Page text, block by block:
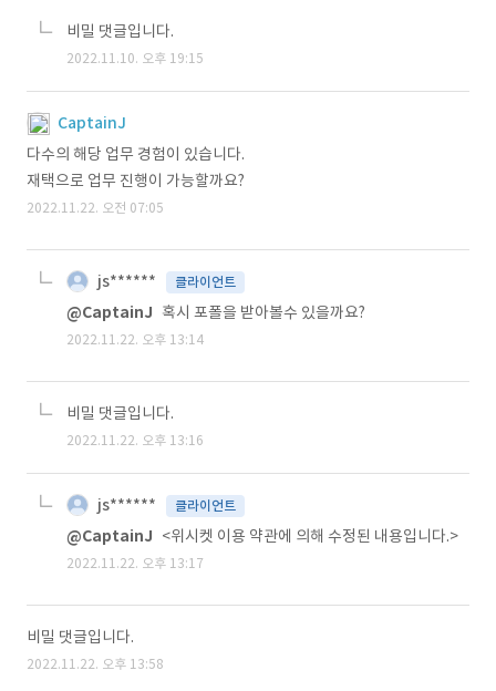
비밀 댓글입니다.
2022.11.10. 오후 19:15
CaptainJ
다수의 해당 업무 경험이 있습니다.
재택으로 업무 진행이 가능할까요?
2022.11.22. 오전 07:05
js****** 클라이언트
@CaptainJ 혹시 포폴을 받아볼수 있을까요?
2022.11.22. 오후 13:14
비밀 댓글입니다.
2022.11.22. 오후 13:16
js****** 클라이언트
@CaptainJ <위시켓 이용 약관에 의해 수정된 내용입니다.>
2022.11.22. 오후 13:17
비밀 댓글입니다.
2022.11.22. 오후 13:58